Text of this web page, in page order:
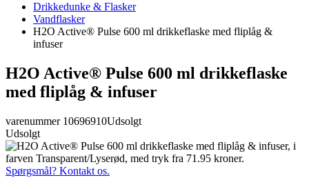
Drikkedunke & Flasker
Vandflasker
H2O Active® Pulse 600 ml drikkeflaske med fliplåg &
infuser
H2O Active® Pulse 600 ml drikkeflaske
med fliplåg & infuser
varenummer 10696910Udsolgt
Udsolgt
Spørgsmål? Kontakt os.